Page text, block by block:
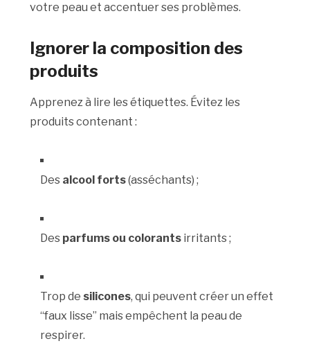
votre peau et accentuer ses problèmes.
Ignorer la composition des
produits
Apprenez à lire les étiquettes. Évitez les
produits contenant :
Des alcool forts(asséchants) ;
Des parfums ou colorants irritants ;
Trop de silicones, qui peuvent créer un effet
“faux lisse” mais empêchent la peau de
respirer.